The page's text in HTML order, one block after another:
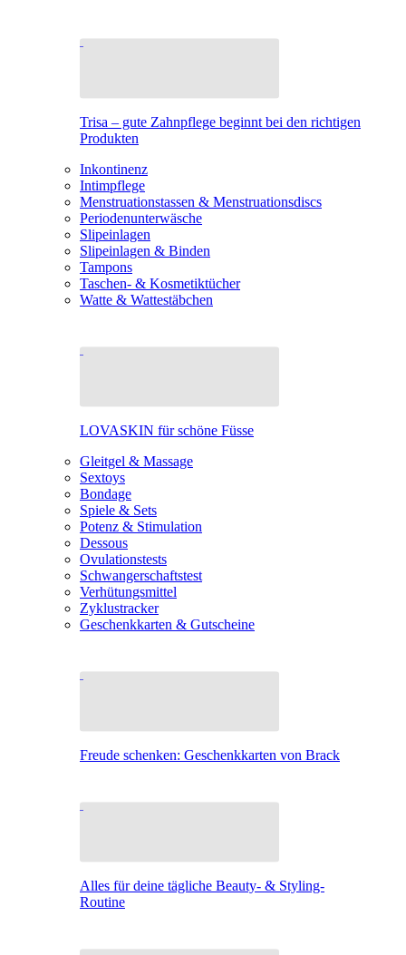
Trisa – gute Zahnpflege beginnt bei den richtigen
Produkten
Inkontinenz
Intimpflege
Menstruationstassen & Menstruationsdiscs
Periodenunterwäsche
Slipeinlagen
Slipeinlagen & Binden
Tampons
Taschen- & Kosmetiktücher
Watte & Wattestäbchen
LOVASKIN für schöne Füsse
Gleitgel & Massage
Sextoys
Bondage
Spiele & Sets
Potenz & Stimulation
Dessous
Ovulationstests
Schwangerschaftstest
Verhütungsmittel
Zyklustracker
Geschenkkarten & Gutscheine
Freude schenken: Geschenkkarten von Brack
Alles für deine tägliche Beauty- & Styling-
Routine